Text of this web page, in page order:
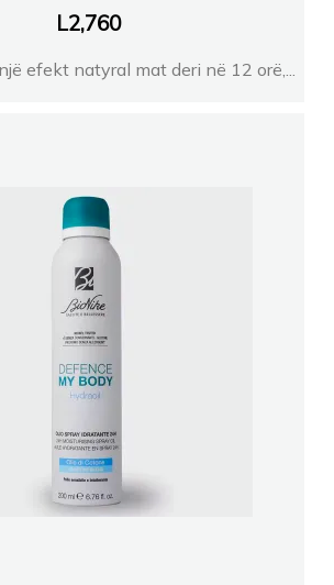
L2,760
efekt natyral mat deri në 12 orë,...